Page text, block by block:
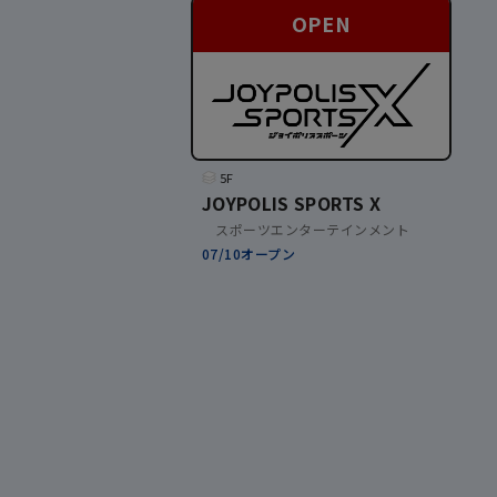
OPEN
5F
JOYPOLIS SPORTS X
スポーツエンターテインメント
07/10オープン